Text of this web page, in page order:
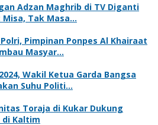
Adzan Maghrib di TV Diganti
Misa, Tak Masa…
Pimpinan Ponpes Al Khairaat
Masyar…
Wakil Ketua Garda Bangsa
Suhu Politi…
Toraja di Kukar Dukung
di Kaltim